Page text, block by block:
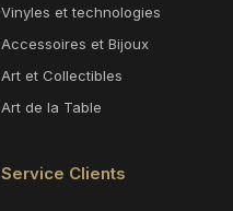
Vinyles et technologies
Accessoires et Bijoux
Art et Collectibles
Art de la Table
Service Clients